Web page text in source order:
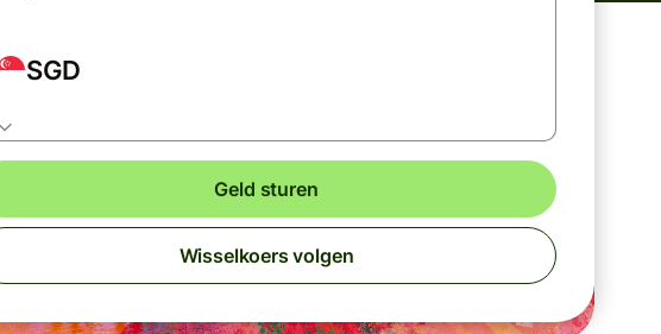
SGD
Geld sturen
Wisselkoers volgen